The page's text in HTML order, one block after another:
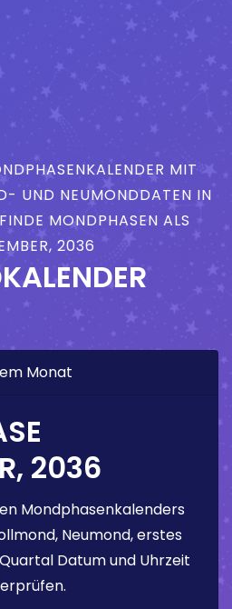
MIT
UND NEUMONDDATEN IN
MONDPHASEN ALS
2036
Monat
2036
Mondphasenkalenders
Neumond, erstes
Datum und Uhrzeit